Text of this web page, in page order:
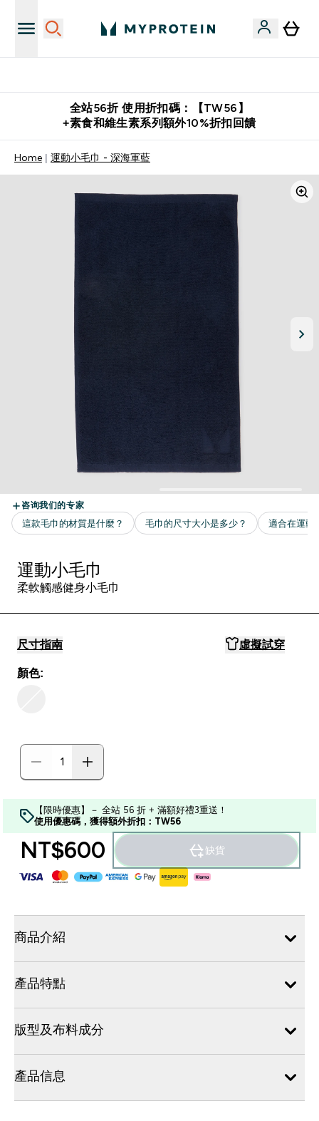
全站56折 使用折扣碼：【TW56】
+素食和維生素系列額外10%折扣回饋
Home 運動小毛巾 - 深海軍藍
運動小毛巾
柔軟觸感健身小毛巾
尺寸指南 虛擬試穿
顏色:
【限時優惠】－ 全站 56 折 + 滿額好禮3重送！
使用優惠碼，獲得額外折扣：TW56
NT$600‎ 缺貨
商品介紹
產品特點
版型及布料成分
產品信息